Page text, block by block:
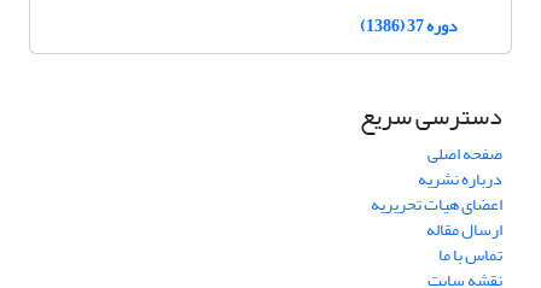
دوره 37 (1386)
دسترسی سریع
صفحه اصلی
درباره نشریه
اعضای هیات تحریریه
ارسال مقاله
تماس با ما
نقشه سایت